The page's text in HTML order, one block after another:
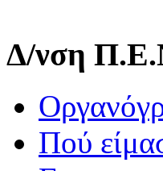
Δ/νση
Πού